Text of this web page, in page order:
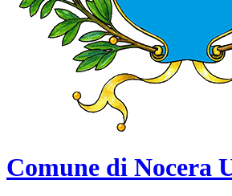
Comune di Nocera